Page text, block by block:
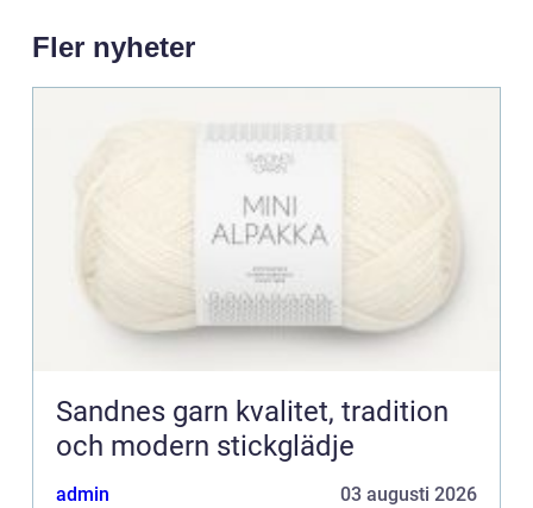
Fler nyheter
Sandnes garn kvalitet, tradition
och modern stickglädje
admin 03 augusti 2026